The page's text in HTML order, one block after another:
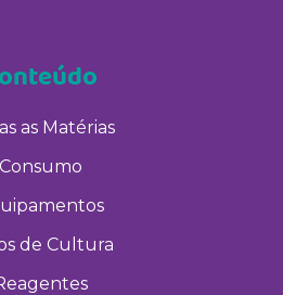
as Matérias
Consumo
de Cultura